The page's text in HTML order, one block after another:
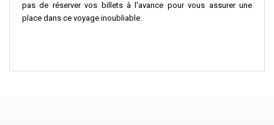
pas de réserver vos billets à l'avance pour vous assurer une
place dans ce voyage inoubliable.